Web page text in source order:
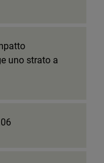
uno strato a